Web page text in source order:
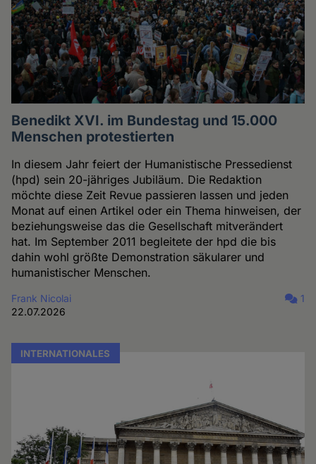
Benedikt XVI. im Bundestag und 15.000
Menschen protestierten
In diesem Jahr feiert der Humanistische Pressedienst
(hpd) sein 20-jähriges Jubiläum. Die Redaktion
möchte diese Zeit Revue passieren lassen und jeden
Monat auf einen Artikel oder ein Thema hinweisen, der
beziehungsweise das die Gesellschaft mitverändert
hat. Im September 2011 begleitete der hpd die bis
dahin wohl größte Demonstration säkularer und
humanistischer Menschen.
Frank Nicolai
22.07.2026
1
INTERNATIONALES